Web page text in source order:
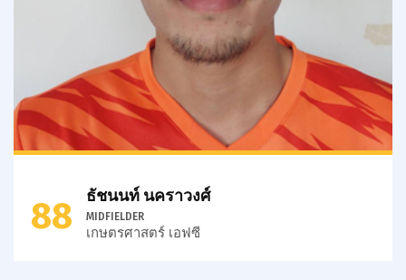
ธัชนนท์ นคราวงศ์
MIDFIELDER
เกษตรศาสตร์ เอฟซี
88